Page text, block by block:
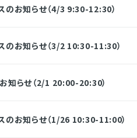
のお知らせ（4/3 9:30-12:30）
のお知らせ（3/2 10:30-11:30）
知らせ（2/1 20:00-20:30）
のお知らせ（1/26 10:30-11:00）